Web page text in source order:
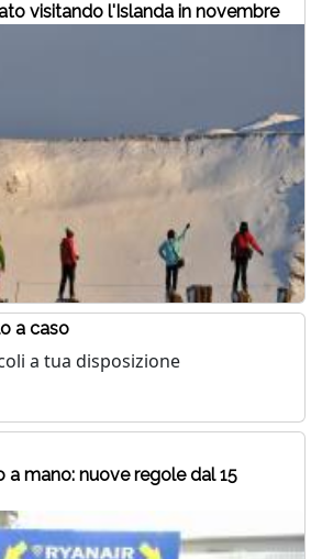
visitando l'Islanda in novembre
a caso
a tua disposizione
a mano: nuove regole dal 15